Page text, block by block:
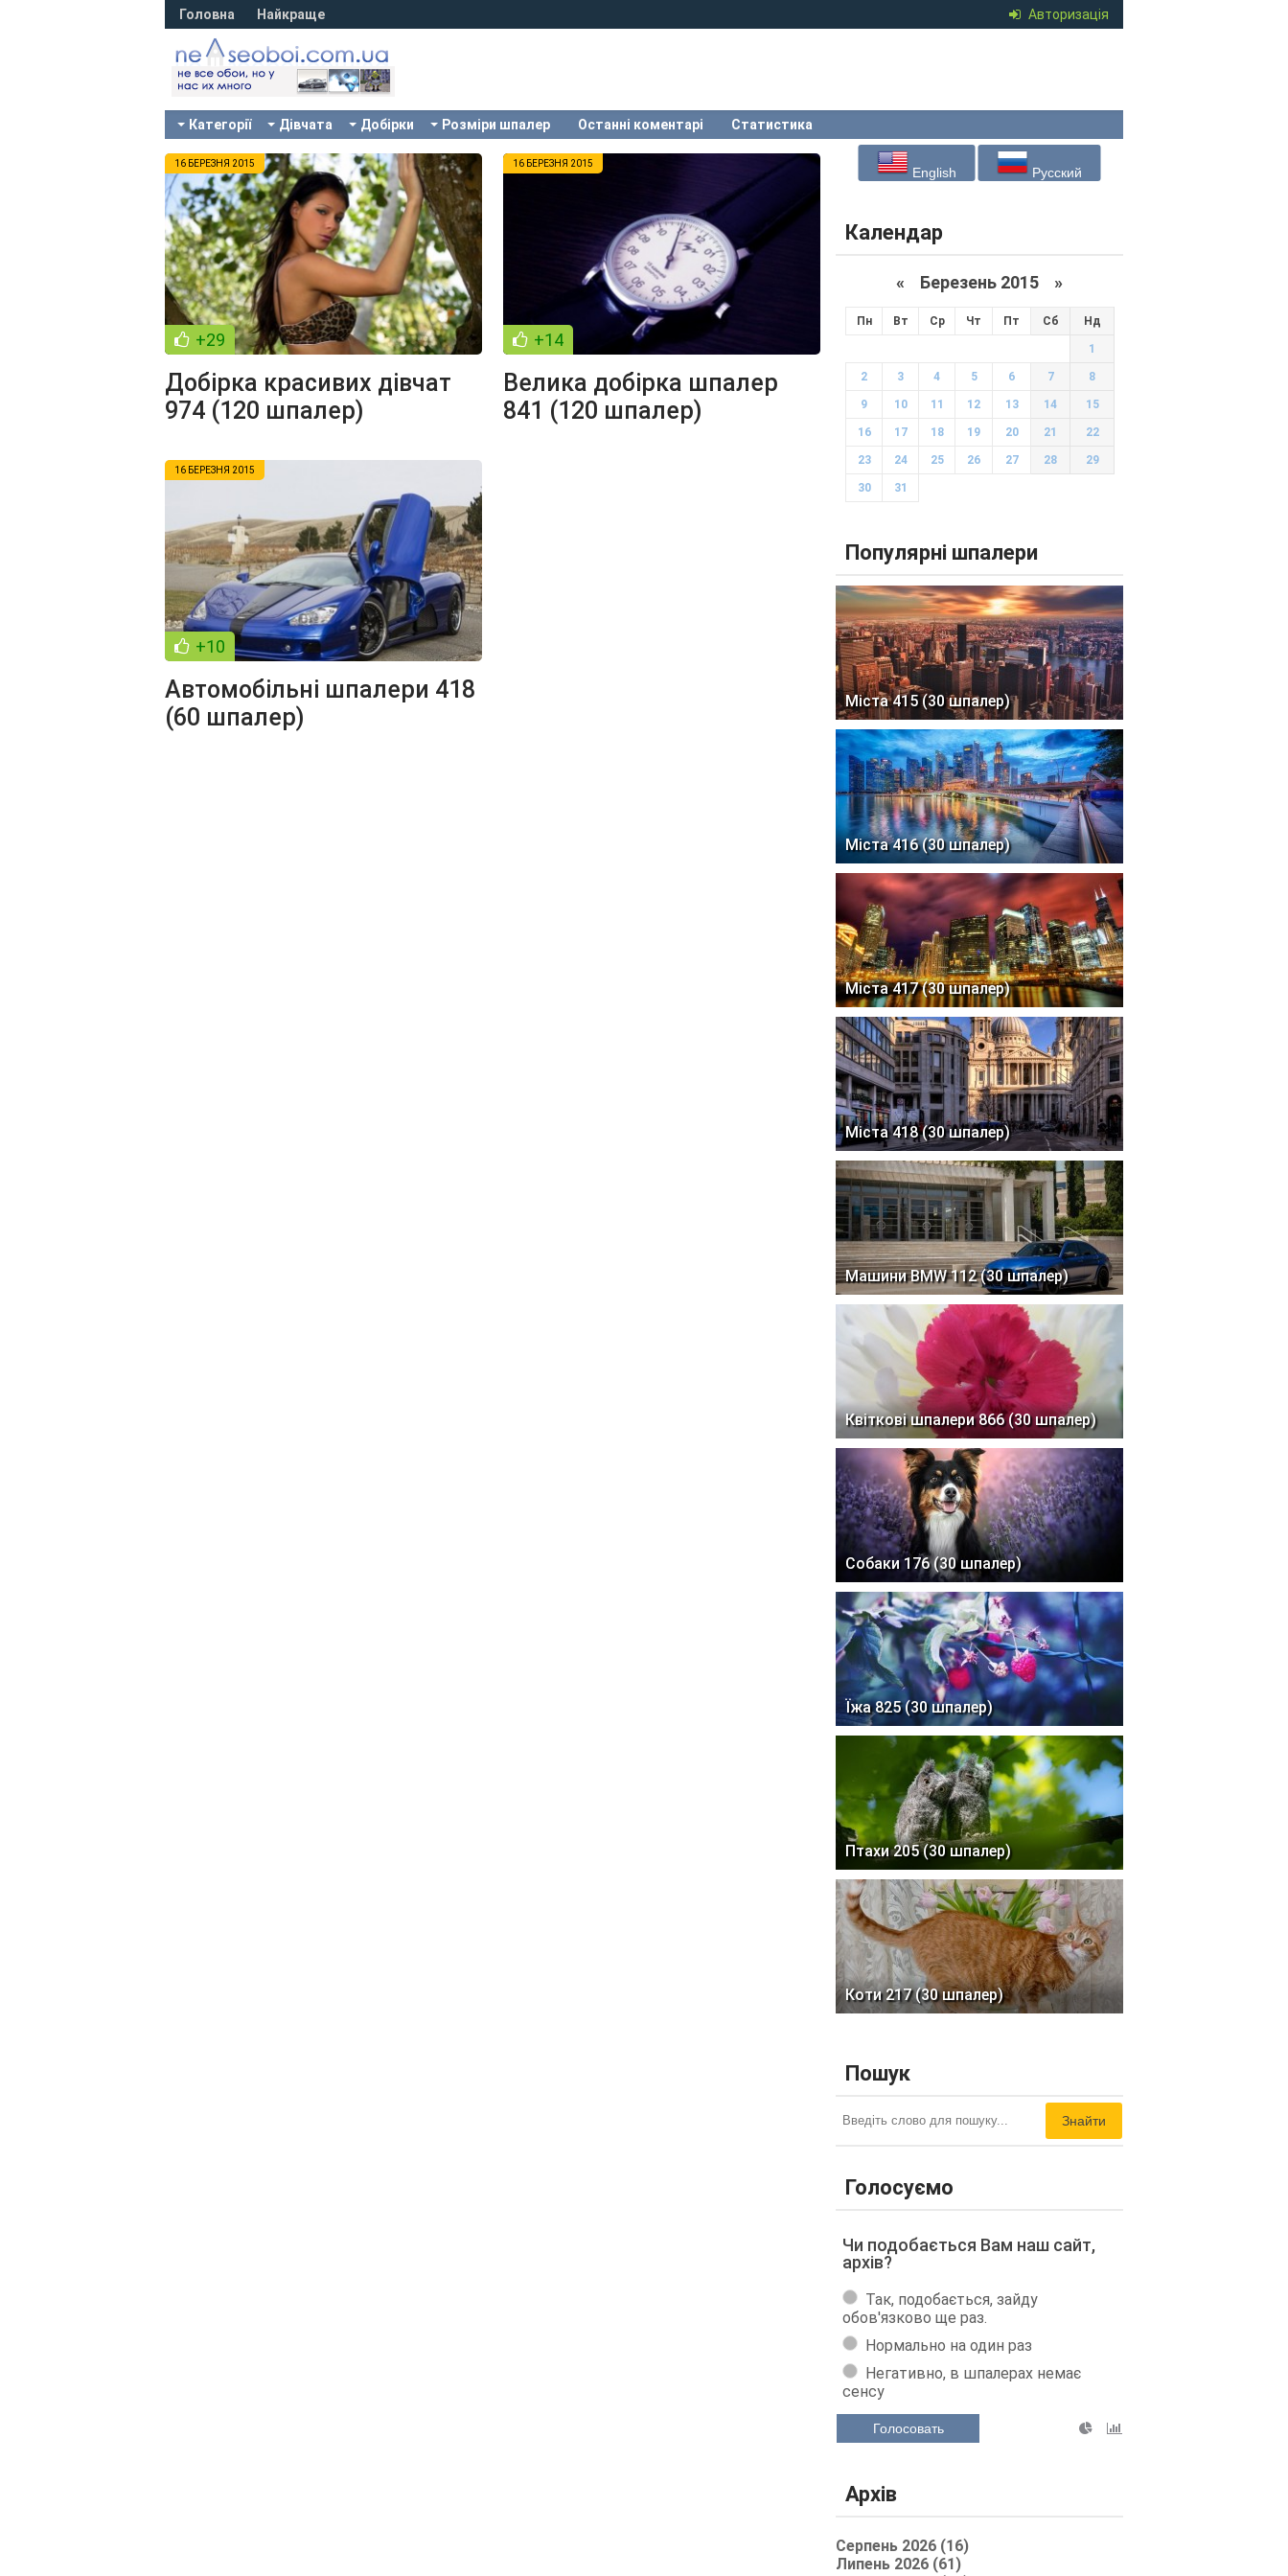
Авторизація
Головна Найкраще
Категорії Дівчата Добірки Розміри шпалер Останні коментарі Статистика
16 БЕРЕЗНЯ 2015
+29
Добірка красивих дівчат
974 (120 шпалер)
16 БЕРЕЗНЯ 2015
+14
Велика добірка шпалер
841 (120 шпалер)
16 БЕРЕЗНЯ 2015
+10
Автомобільні шпалери 418
(60 шпалер)
English Русский
Календар
« Березень 2015 »
Пн Вт Ср Чт Пт Сб Нд
1
2 3 4 5 6 7 8
9 10 11 12 13 14 15
16 17 18 19 20 21 22
23 24 25 26 27 28 29
30 31
Популярні шпалери
Міста 415 (30 шпалер)
Міста 416 (30 шпалер)
Міста 417 (30 шпалер)
Міста 418 (30 шпалер)
Машини BMW 112 (30 шпалер)
Квіткові шпалери 866 (30 шпалер)
Собаки 176 (30 шпалер)
Їжа 825 (30 шпалер)
Птахи 205 (30 шпалер)
Коти 217 (30 шпалер)
Пошук
Знайти
Голосуємо
Чи подобається Вам наш сайт,
архів?
Так, подобається, зайду
обов'язково ще раз.
Нормально на один раз
Негативно, в шпалерах немає
сенсу
Голосовать
Архів
Серпень 2026 (16)
Липень 2026 (61)